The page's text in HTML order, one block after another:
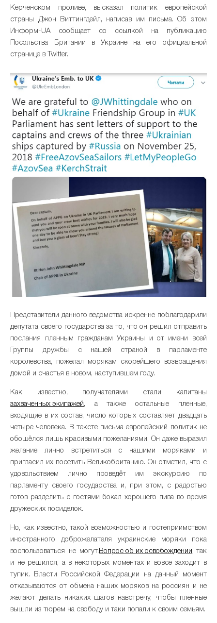
Керченском проливе, высказал политик европейской
страны Джон Виттингдейл, написав им письма. Об этом
Информ-UA сообщает со ссылкой на публикацию
Посольства Британии в Украине на его официальной
странице в Twitter.
Представители данного ведомства искренне поблагодарили
депутата своего государства за то, что он решил отправить
послания пленным гражданам Украины и от имени всей
Группы дружбы с нашей страной в парламенте
королевства, пожелал морякам скорейшего возвращения
домой и счастья в новом, наступившем году.
Как известно, получателями стали капитаны
захваченных экипажей, а также остальные пленные,
входящие в их состав, число которых составляет двадцать
четыре человека. В тексте письма европейский политик не
обошёлся лишь красивыми пожеланиями. Он даже выразил
желание лично встретиться с нашими моряками и
пригласил их посетить Великобританию. Он отметил, что с
удовольствием лично проведёт им экскурсию по
парламенту своего государства и, при этом, с радостью
готов разделить с гостями бокал хорошего пива во время
дружеских посиделок.
Но, как известно, такой возможностью и гостеприимством
иностранного доброжелателя украинские моряки пока
воспользоваться не могут. Вопрос об их освобождении так
и не решился, а в некоторых моментах и вовсе заходит в
тупик. Власти Российской Федерации на данный момент
отказываются от обмена наших моряков на россиян и не
желают делать никаких шагов навстречу, чтобы пленные
вышли из тюрем на свободу и таки попали к своим семьям.